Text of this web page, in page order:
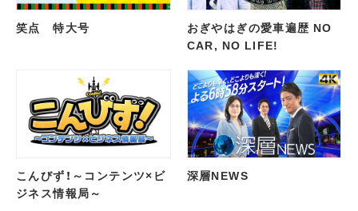
笑点 特大号
おぎやはぎの愛車遍歴 NO
CAR, NO LIFE!
こんびず！～コンテンツ×ビ
ジネス情報局～
深層NEWS